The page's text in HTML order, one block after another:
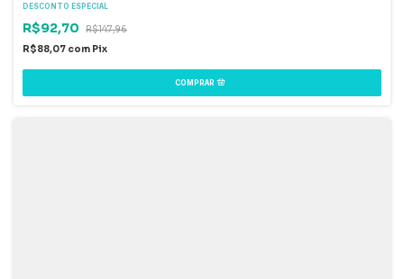
DESCONTO ESPECIAL
R$92,70
R$147,96
R$88,07 com Pix